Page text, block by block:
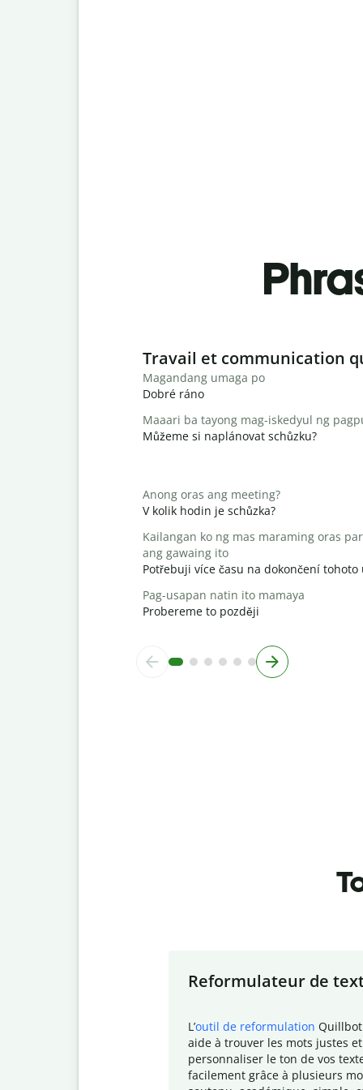
Slide 1 of 6
Travail et communication
Magandang umaga po
Dobré ráno
Maaari ba tayong mag-iskedyul ng
Můžeme si naplánovat schůzku?
Anong oras ang meeting?
V kolik hodin je schůzka?
Kailangan ko ng mas maraming oras
ang gawaing ito
Potřebuji více času na dokončení tohoto
Pag-usapan natin ito mamaya
Probereme to později
Reformulateur de
L ’outil de reformulation
aide à trouver les mots justes
personnaliser le ton de vos
facilement grâce à plusieurs